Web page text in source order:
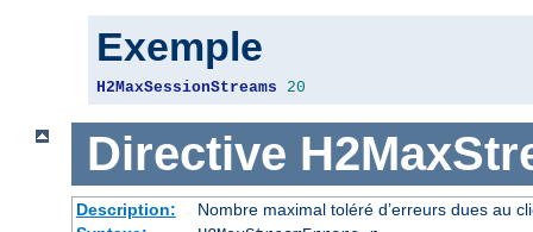
Exemple
H2MaxSessionStreams 20
Directive
Description:
Nombre maximal toléré d’erreurs dues au